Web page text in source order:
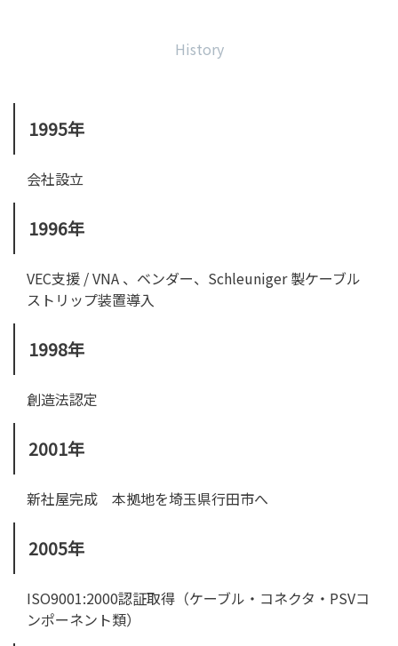
History
1995年
会社設立
1996年
VEC支援 / VNA 、ベンダー、Schleuniger 製ケーブル
ストリップ装置導入
1998年
創造法認定
2001年
新社屋完成 本拠地を埼玉県行田市へ
2005年
ISO9001:2000認証取得（ケーブル・コネクタ・PSVコ
ンポーネント類）